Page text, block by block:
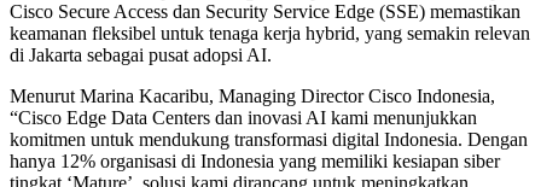
Cisco Secure Access dan Security Service Edge (SSE) memastikan
keamanan fleksibel untuk tenaga kerja hybrid, yang semakin relevan
di Jakarta sebagai pusat adopsi AI.
Menurut Marina Kacaribu, Managing Director Cisco Indonesia,
“Cisco Edge Data Centers dan inovasi AI kami menunjukkan
komitmen untuk mendukung transformasi digital Indonesia. Dengan
hanya 12% organisasi di Indonesia yang memiliki kesiapan siber
tingkat ‘Mature’, solusi kami dirancang untuk meningkatkan